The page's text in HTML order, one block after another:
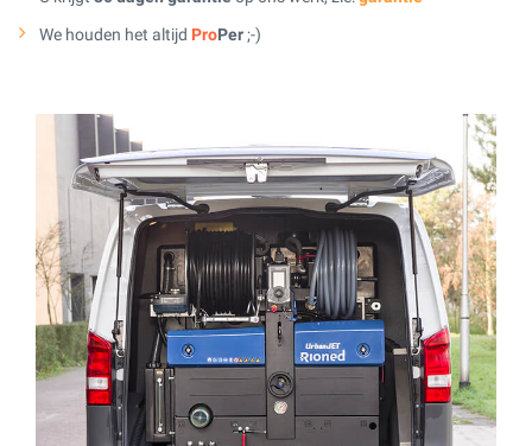
We houden het altijd ProPer ;-)